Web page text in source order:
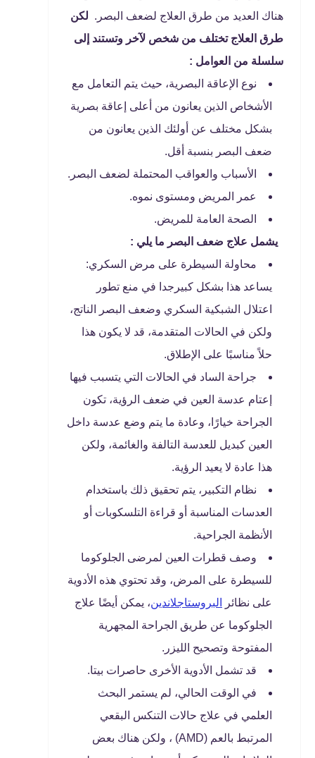
هناك العديد من طرق العلاج لضعف البصر. لكن
طرق العلاج تختلف من شخص لآخر وتستند إلى
سلسلة من العوامل :
نوع الإعاقة البصرية، حيث يتم التعامل مع
الأشخاص الذين يعانون من أعلى إعاقة بصرية
بشكل مختلف عن أولئك الذين يعانون من
ضعف البصر بنسبة أقل.
الأسباب والعواقب المحتملة لضعف البصر.
عمر المريض ومستوى نموه.
الصحة العامة للمريض.
يشمل علاج ضعف البصر ما يلي :
محاولة السيطرة على مرض السكري:
يساعد هذا بشكل كبيرجدا في منع تطور
اعتلال الشبكية السكري وضعف البصر الناتج،
ولكن في الحالات المتقدمة، قد لا يكون هذا
حلاً مناسبًا على الإطلاق.
جراحة الساد في الحالات التي يتسبب فيها
إعتام عدسة العين في ضعف الرؤية، تكون
الجراحة خيارًا، وعادة ما يتم وضع عدسة داخل
العين كبديل للعدسة التالفة والغائمة، ولكن
هذا عادة لا يعيد الرؤية.
نظام التكبير، يتم تحقيق ذلك باستخدام
العدسات المناسبة أو قراءة التلسكوبات أو
الأنظمة الجراحية.
وصف قطرات العين لمرضى الجلوكوما
للسيطرة على المرض، وقد تحتوي هذه الأدوية
على نظائر
البروستاجلاندين، يمكن أيضًا علاج
الجلوكوما عن طريق الجراحة المجهرية
المفتوحة وتصحيح الليزر.
قد تشمل الأدوية الأخرى حاصرات بيتا.
في الوقت الحالي، لم يستمر البحث
العلمي في علاج حالات التنكس البقعي
المرتبط بالعم (AMD) ، ولكن هناك بعض